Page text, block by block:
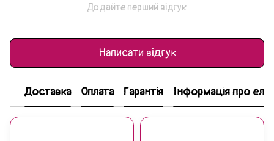
Додайте перший відгук
Написати відгук
Доставка Оплата Гарантія Інформація про